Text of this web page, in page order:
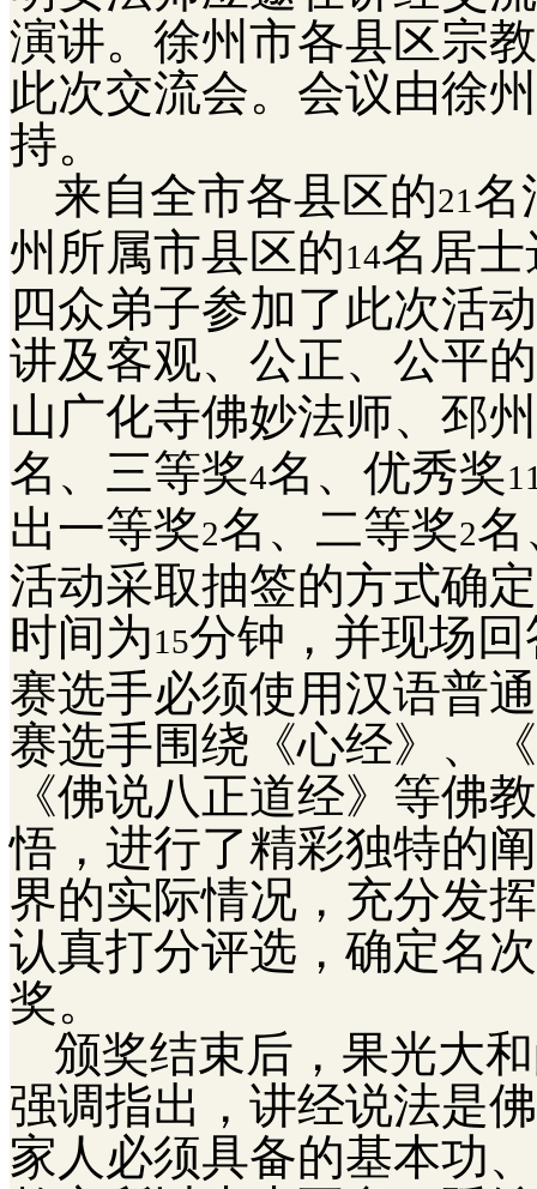
演讲。 徐州市各县区宗
此次交流会。会议由徐
持。
来自全市各县区的21 名
州所属市县区的14名居
四众弟子参加了此次活
讲及客观、公正、公平
山广化寺佛妙法师、 邳
名、三等奖4名、优秀奖
出一等奖2名、二等奖2名
活动采取抽签的方式确
时间为15分钟，并现场
赛选手必须使用汉语普
赛选手围绕《心经》、
《佛说八正道经》等佛
悟，进行了精彩独特的
界的实际情况，充分发
认真打分评选，确定名
奖。
颁奖结束后，果光大
强调指出， 讲经说法是
家人必须具备的基本功